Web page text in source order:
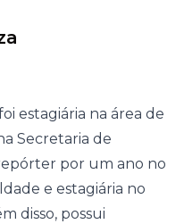
estagiária na área de
Secretaria de
por um ano no
e estagiária no
disso, possui